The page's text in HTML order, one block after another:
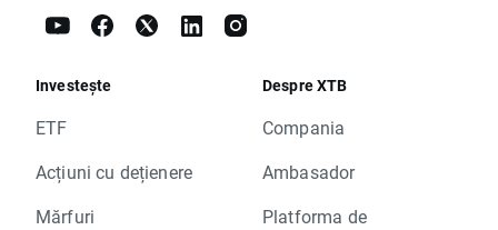
Investește
ETF
Acțiuni cu dețienere
Mărfuri
Despre XTB
Compania
Ambasador
Platforma de